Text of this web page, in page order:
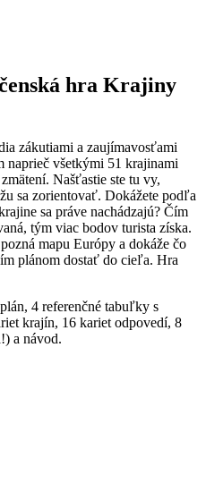
hra Krajiny
zákutiami a zaujímavosťami
naprieč všetkými 51 krajinami
Našťastie ste tu vy,
sa zorientovať. Dokážete podľa
sa práve nachádzajú? Čím
tým viac bodov turista získa.
mapu Európy a dokáže čo
plánom dostať do cieľa. Hra
4 referenčné tabuľky s
krajín, 16 kariet odpovedí, 8
a návod.